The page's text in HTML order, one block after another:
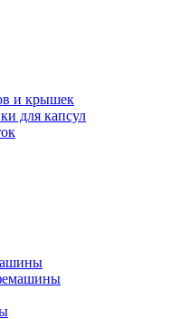
и крышек
для капсул